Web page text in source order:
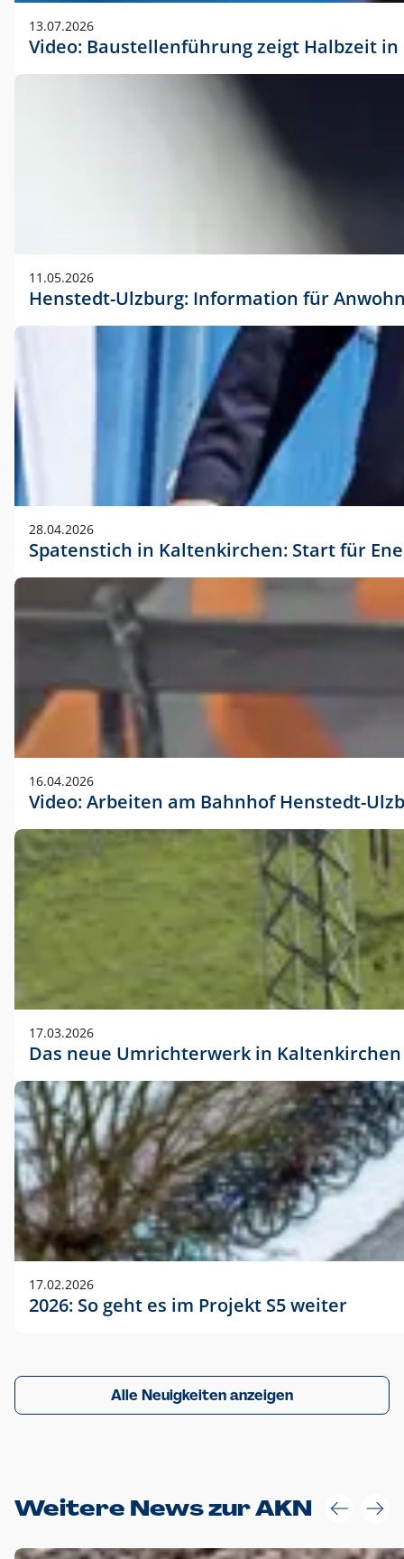
13.07.2026
Video: Baustellenführung zeigt Halbzeit
11.05.2026
Henstedt-Ulzburg: Information für
28.04.2026
Spatenstich in Kaltenkirchen: Start für
16.04.2026
Video: Arbeiten am Bahnhof Henstedt-
17.03.2026
Das neue Umrichterwerk in Kaltenkirchen
17.02.2026
2026: So geht es im Projekt S5 weiter
Alle Neuigkeiten anzeigen
Weitere News zur AKN